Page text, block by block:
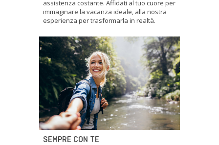
assistenza costante. Affidati al tuo cuore per
immaginare la vacanza ideale, alla nostra
esperienza per trasformarla in realtà.
SEMPRE CON TE